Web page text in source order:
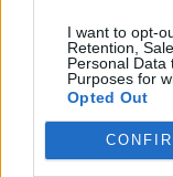
I want to opt-
Retention,
Personal Data
Purposes for
Opted Out
Με
Times, Lad